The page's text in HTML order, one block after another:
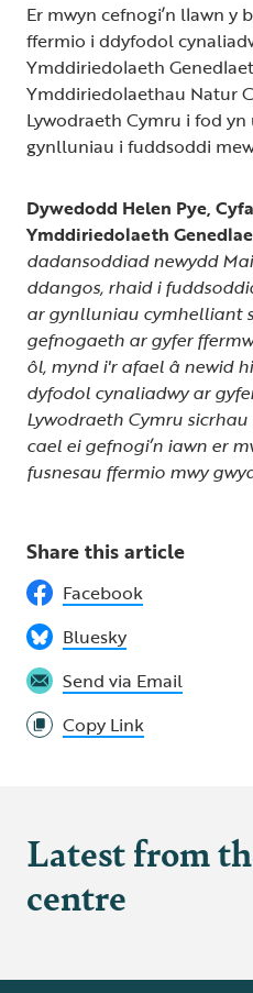
Er mwyn cefnogi’n llawn y
ffermio i ddyfodol
Ymddiriedolaeth
Ymddiriedolaethau Natur
Lywodraeth Cymru i fod
gynlluniau i fuddsoddi
Dywedodd Helen Pye,
Ymddiriedolaeth
dadansoddiad newydd
ddangos, rhaid i
ar gynlluniau cymhelliant
gefnogaeth ar gyfer
ôl, mynd i'r afael â newid
dyfodol cynaliadwy ar
Lywodraeth Cymru
cael ei gefnogi’n iawn er
fusnesau ffermio mwy
Share this article
Facebook
Bluesky
Send via Email
Copy Link
Latest from
centre